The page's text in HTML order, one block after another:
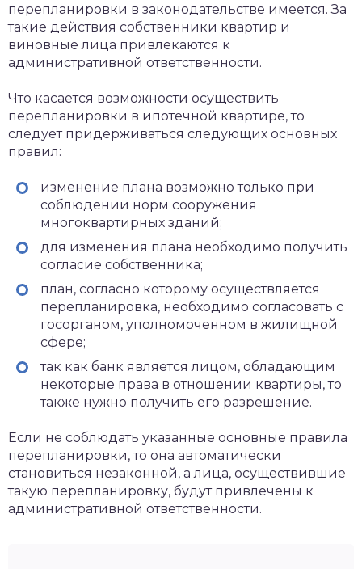
перепланировки в законодательстве имеется. За
такие действия собственники квартир и
виновные лица привлекаются к
административной ответственности.
Что касается возможности осуществить
перепланировки в ипотечной квартире, то
следует придерживаться следующих основных
правил:
изменение плана возможно только при
соблюдении норм сооружения
многоквартирных зданий;
для изменения плана необходимо получить
согласие собственника;
план, согласно которому осуществляется
перепланировка, необходимо согласовать с
госорганом, уполномоченном в жилищной
сфере;
так как банк является лицом, обладающим
некоторые права в отношении квартиры, то
также нужно получить его разрешение.
Если не соблюдать указанные основные правила
перепланировки, то она автоматически
становиться незаконной, а лица, осуществившие
такую перепланировку, будут привлечены к
административной ответственности.